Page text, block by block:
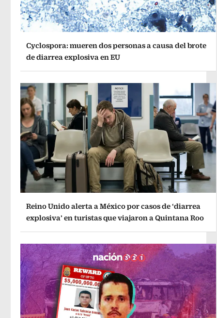
Cyclospora: mueren dos personas a causa del brote
de diarrea explosiva en EU
Reino Unido alerta a México por casos de ‘diarrea
explosiva’ en turistas que viajaron a Quintana Roo